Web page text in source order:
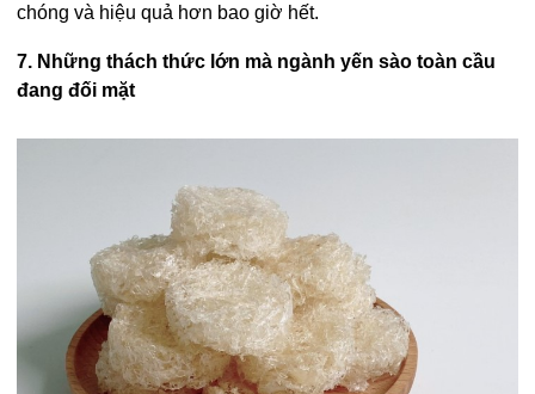
chóng và hiệu quả hơn bao giờ hết.
7. Những thách thức lớn mà ngành yến sào toàn cầu
đang đối mặt